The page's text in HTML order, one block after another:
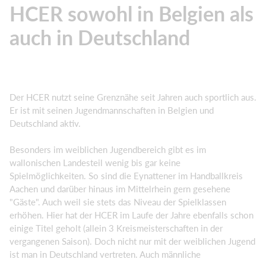
HCER sowohl in Belgien als
auch in Deutschland
Der HCER nutzt seine Grenznähe seit Jahren auch sportlich aus.
Er ist mit seinen Jugendmannschaften in Belgien und
Deutschland aktiv.
Besonders im weiblichen Jugendbereich gibt es im
wallonischen Landesteil wenig bis gar keine
Spielmöglichkeiten. So sind die Eynattener im Handballkreis
Aachen und darüber hinaus im Mittelrhein gern gesehene
"Gäste". Auch weil sie stets das Niveau der Spielklassen
erhöhen. Hier hat der HCER im Laufe der Jahre ebenfalls schon
einige Titel geholt (allein 3 Kreismeisterschaften in der
vergangenen Saison). Doch nicht nur mit der weiblichen Jugend
ist man in Deutschland vertreten. Auch männliche